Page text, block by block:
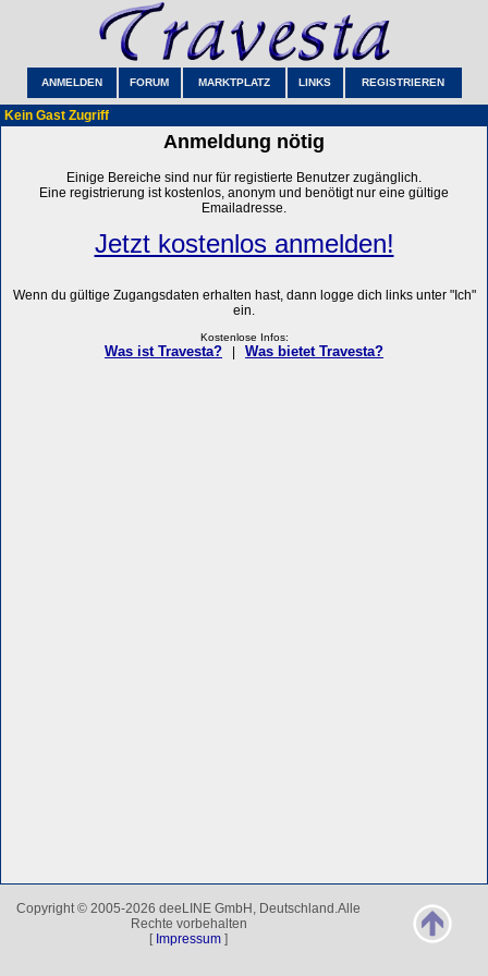
ANMELDEN FORUM MARKTPLATZ LINKS REGISTRIEREN
Kein Gast Zugriff
Anmeldung nötig
Einige Bereiche sind nur für registierte Benutzer zugänglich.
Eine registrierung ist kostenlos, anonym und benötigt nur eine gültige
Emailadresse.
Jetzt kostenlos anmelden!
Wenn du gültige Zugangsdaten erhalten hast, dann logge dich links unter "Ich"
ein.
Kostenlose Infos:
Was ist Travesta? Was bietet Travesta?
Copyright © 2005-2026 deeLINE GmbH, Deutschland.Alle
Rechte vorbehalten
[ Impressum ]